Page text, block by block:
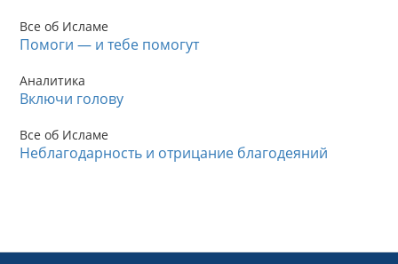
Все об Исламе
Помоги — и тебе помогут
Аналитика
Включи голову
Все об Исламе
Неблагодарность и отрицание благодеяний